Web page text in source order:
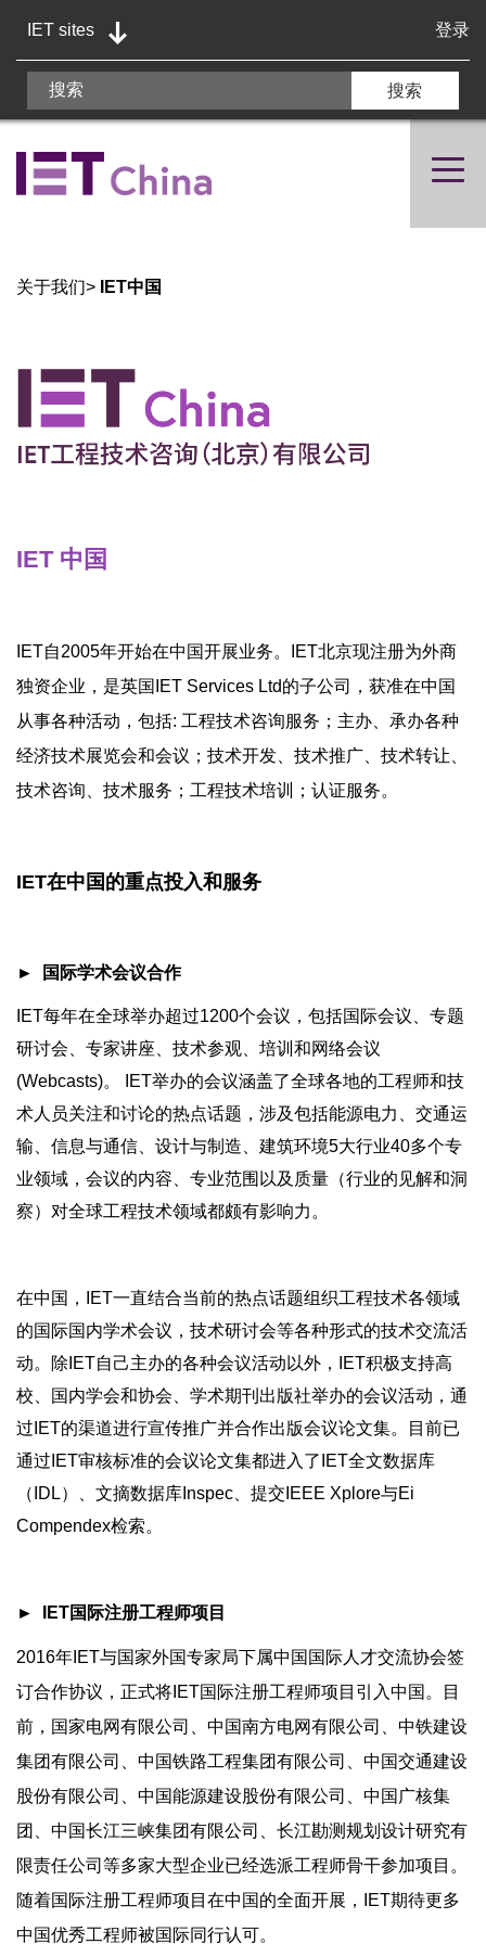
IET sites 登录
关于我们> IET中国
IET 中国
IET自2005年开始在中国开展业务。IET北京现注册为外商
独资企业，是英国IET Services Ltd的子公司，获准在中国
从事各种活动，包括: 工程技术咨询服务；主办、承办各种
经济技术展览会和会议；技术开发、技术推广、技术转让、
技术咨询、技术服务；工程技术培训；认证服务。
IET在中国的重点投入和服务
► 国际学术会议合作
IET每年在全球举办超过1200个会议，包括国际会议、专题
研讨会、专家讲座、技术参观、培训和网络会议
(Webcasts)。 IET举办的会议涵盖了全球各地的工程师和技
术人员关注和讨论的热点话题，涉及包括能源电力、交通运
输、信息与通信、设计与制造、建筑环境5大行业40多个专
业领域，会议的内容、专业范围以及质量（行业的见解和洞
察）对全球工程技术领域都颇有影响力。
在中国，IET一直结合当前的热点话题组织工程技术各领域
的国际国内学术会议，技术研讨会等各种形式的技术交流活
动。除IET自己主办的各种会议活动以外，IET积极支持高
校、国内学会和协会、学术期刊出版社举办的会议活动，通
过IET的渠道进行宣传推广并合作出版会议论文集。目前已
通过IET审核标准的会议论文集都进入了IET全文数据库
（IDL）、文摘数据库Inspec、提交IEEE Xplore与Ei
Compendex检索。
► IET国际注册工程师项目
2016年IET与国家外国专家局下属中国国际人才交流协会签
订合作协议，正式将IET国际注册工程师项目引入中国。目
前，国家电网有限公司、中国南方电网有限公司、中铁建设
集团有限公司、中国铁路工程集团有限公司、中国交通建设
股份有限公司、中国能源建设股份有限公司、中国广核集
团、中国长江三峡集团有限公司、长江勘测规划设计研究有
限责任公司等多家大型企业已经选派工程师骨干参加项目。
随着国际注册工程师项目在中国的全面开展，IET期待更多
中国优秀工程师被国际同行认可。